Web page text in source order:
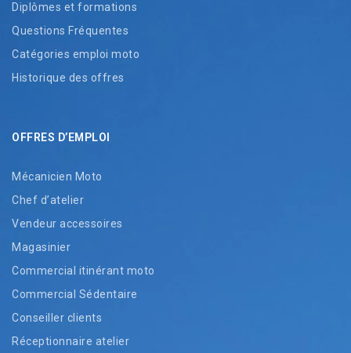
Diplômes et formations
Questions Fréquentes
Catégories emploi moto
Historique des offres
OFFRES D’EMPLOI
Mécanicien Moto
Chef d’atelier
Vendeur accessoires
Magasinier
Commercial itinérant moto
Commercial Sédentaire
Conseiller clients
Réceptionnaire atelier